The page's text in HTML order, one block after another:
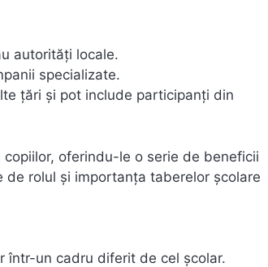
autorități locale.
specializate.
țări și pot include participanți din
oferindu-le o serie de beneficii
rolul și importanța taberelor școlare
într-un cadru diferit de cel școlar.